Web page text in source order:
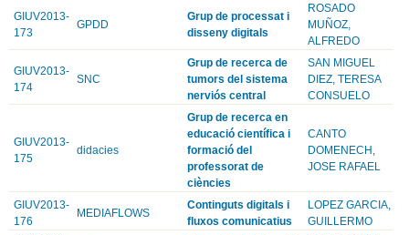
GIUV2013-
173
GPDD
Grup de processat i
disseny digitals
ROSADO
MUÑOZ,
ALFREDO
GIUV2013-
174
SNC
Grup de recerca de
tumors del sistema
nerviós central
SAN MIGUEL
DIEZ, TERESA
CONSUELO
GIUV2013-
175
didacies
Grup de recerca en
educació científica i
formació del
professorat de
ciències
CANTO
DOMENECH,
JOSE RAFAEL
GIUV2013-
176
MEDIAFLOWS
Continguts digitals i
fluxos comunicatius
LOPEZ GARCIA,
GUILLERMO